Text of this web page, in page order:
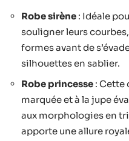
Robe sirène : Idéale
souligner leurs
formes avant de
silhouettes en sablier.
Robe princesse : Cette
marquée et à la jupe
aux morphologies en
apporte une allure